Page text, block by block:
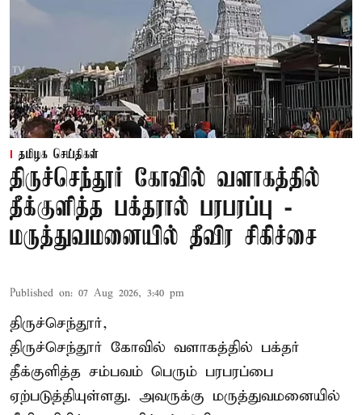
தமிழக செய்திகள்
திருச்செந்தூர் கோவில் வளாகத்தில்
தீக்குளித்த பக்தரால் பரபரப்பு -
மருத்துவமனையில் தீவிர சிகிச்சை
Published on: 07 Aug 2026, 3:40 pm
திருச்செந்தூர்,
திருச்செந்தூர் கோவில் வளாகத்தில் பக்தர்
தீக்குளித்த சம்பவம் பெரும் பரபரப்பை
ஏற்படுத்தியுள்ளது. அவருக்கு மருத்துவமனையில்